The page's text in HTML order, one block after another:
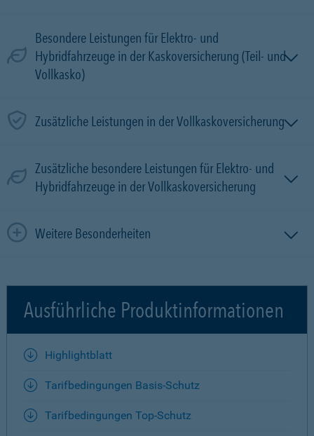
Besondere Leistungen für Elektro- und
Hybridfahrzeuge in der Kaskoversicherung (Teil- und
Vollkasko)
Zusätzliche Leistungen in der Vollkaskoversicherung
Zusätzliche besondere Leistungen für Elektro- und
Hybridfahrzeuge in der Vollkaskoversicherung
Weitere Besonderheiten
Ausführliche Produktinformationen
Highlightblatt
Tarifbedingungen Basis-Schutz
Tarifbedingungen Top-Schutz